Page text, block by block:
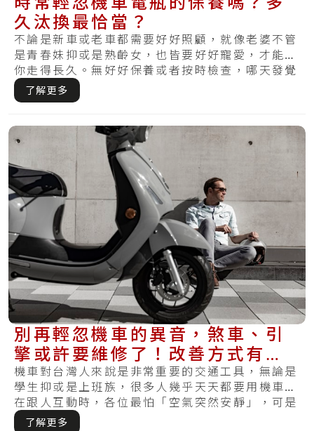
久汰換最恰當？
不論是新車或老車都需要好好照顧，就像老婆不管
是青春妹抑或是熟齡女，也皆要好好寵愛，才能陪
你走得長久。無好好保養或者按時檢查，哪天發覺
損傷.....
了解更多
別再輕忽機車的異音，煞車、引
擎或許要維修了！改善方式有哪
一些？
機車對台灣人來說是非常重要的交通工具，無論是
學生抑或是上班族，很多人幾乎天天都要用機車。
在跟人互動時，各位最怕「空氣突然安靜」，可是
在騎.....
了解更多